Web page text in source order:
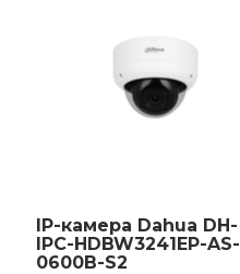
IP-камера Dahua DH-
IPC-HDBW3241EP-AS-
0600B-S2